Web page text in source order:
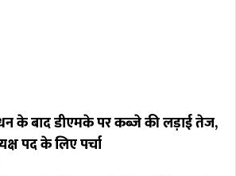
के बाद डीएमके पर कब्जे की लड़ाई तेज,
पद के लिए पर्चा